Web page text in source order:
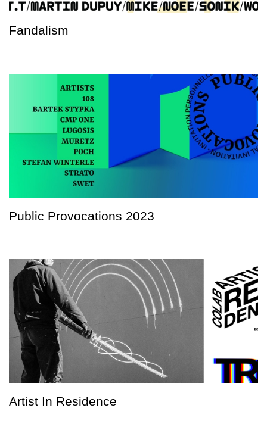
Fandalism
Public Provocations 2023
Artist In Residence